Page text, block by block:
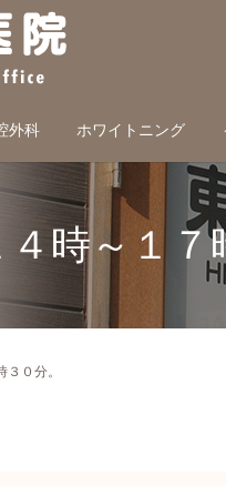
外科 ホワイトニング
時～１７
０分。